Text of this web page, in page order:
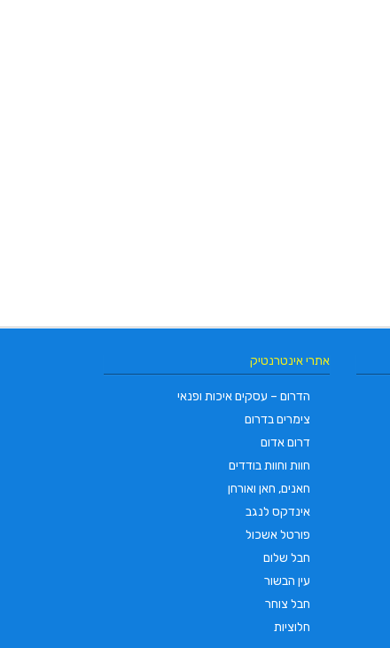
אתרי אינטרנטיק
הדרום – עסקים איכות ופנאי
צימרים בדרום
דרום אדום
חוות וחוות בודדים
חאנים, חאן ואורחן
אינדקס לנגב
פורטל אשכול
חבל שלום
עין הבשור
חבל צוחר
חלוציות